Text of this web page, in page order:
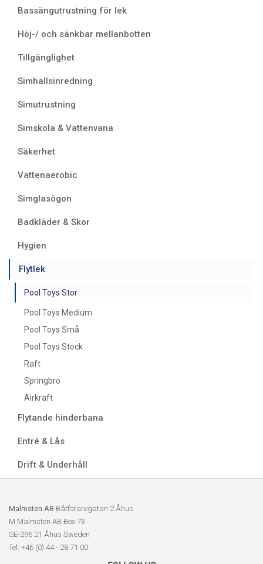
Bassängutrustning för lek
Höj-/ och sänkbar mellanbotten
Tillgänglighet
Simhallsinredning
Simutrustning
Simskola & Vattenvana
Säkerhet
Vattenaerobic
Simglasögon
Badkläder & Skor
Hygien
Flytlek
Pool Toys Stor
Pool Toys Medium
Pool Toys Små
Pool Toys Stock
Raft
Springbro
Airkraft
Flytande hinderbana
Entré & Lås
Drift & Underhåll
Malmsten AB Båtföraregatan 2 Åhus
M Malmsten AB Box 73
SE-296 21 Åhus Sweden
Tel: +46 (0) 44 - 28 71 00